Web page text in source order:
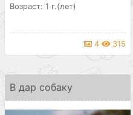
Возраст: 1 г.(лет)
4 315
В дар собаку